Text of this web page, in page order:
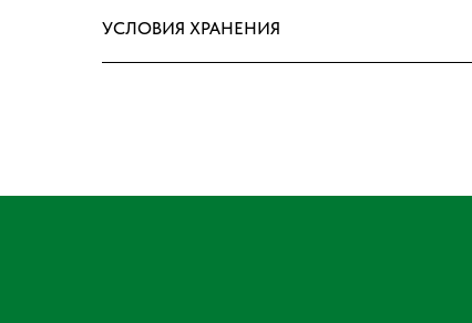
УСЛОВИЯ ХРАНЕНИЯ